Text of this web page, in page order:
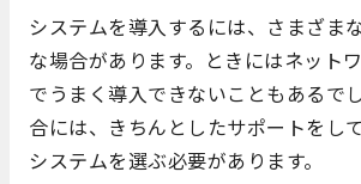
システムを導入するには、さまざま
な場合があります。ときにはネット
でうまく導入できないこともあるで
合には、きちんとしたサポートをし
システムを選ぶ必要があります。